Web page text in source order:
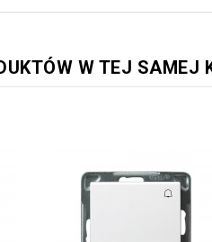
W TEJ SAMEJ